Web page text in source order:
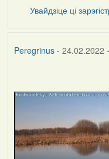
Увайдзіце ці
Peregrinus- 24.02.2022